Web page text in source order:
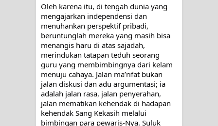
Oleh karena itu, di tengah dunia yang
mengajarkan independensi dan
menuhankan perspektif pribadi,
beruntunglah mereka yang masih bisa
menangis haru di atas sajadah,
merindukan tatapan teduh seorang
guru yang membimbingnya dari kelam
menuju cahaya. Jalan ma’rifat bukan
jalan diskusi dan adu argumentasi; ia
adalah jalan rasa, jalan penyerahan,
jalan mematikan kehendak di hadapan
kehendak Sang Kekasih melalui
bimbingan para pewaris-Nya. Suluk